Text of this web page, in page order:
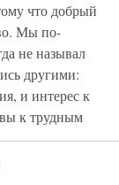
что добрый
Мы по-
не называл
другими:
и интерес к
к трудным